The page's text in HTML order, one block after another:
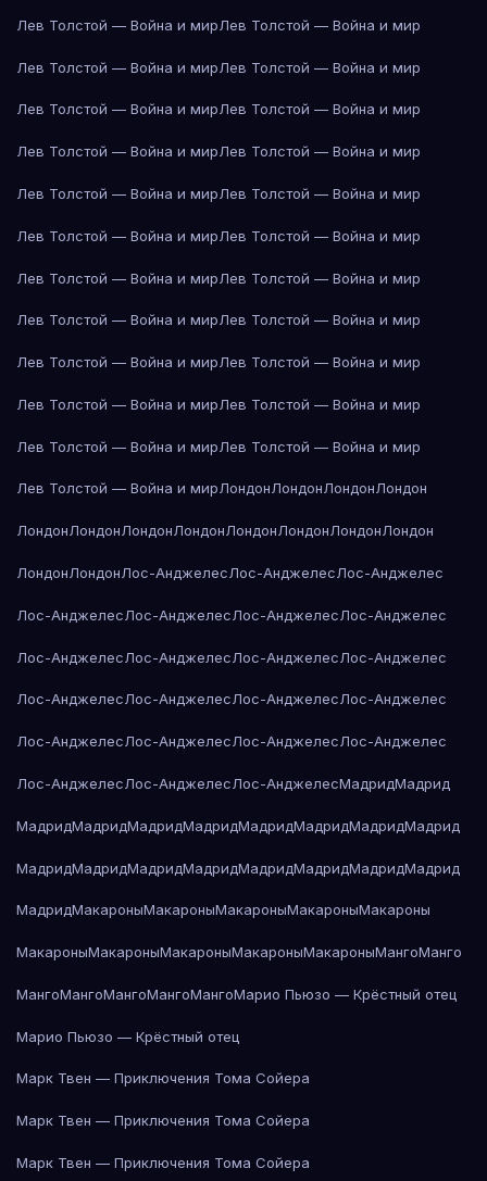
Лев Толстой — Война и мирЛев Толстой — Война и мир
Лев Толстой — Война и мирЛев Толстой — Война и мир
Лев Толстой — Война и мирЛев Толстой — Война и мир
Лев Толстой — Война и мирЛев Толстой — Война и мир
Лев Толстой — Война и мирЛев Толстой — Война и мир
Лев Толстой — Война и мирЛев Толстой — Война и мир
Лев Толстой — Война и мирЛев Толстой — Война и мир
Лев Толстой — Война и мирЛев Толстой — Война и мир
Лев Толстой — Война и мирЛев Толстой — Война и мир
Лев Толстой — Война и мирЛев Толстой — Война и мир
Лев Толстой — Война и мирЛев Толстой — Война и мир
Лев Толстой — Война и мирЛондонЛондонЛондонЛондон
ЛондонЛондонЛондонЛондонЛондонЛондонЛондонЛондон
ЛондонЛондонЛос-АнджелесЛос-АнджелесЛос-Анджелес
Лос-АнджелесЛос-АнджелесЛос-АнджелесЛос-Анджелес
Лос-АнджелесЛос-АнджелесЛос-АнджелесЛос-Анджелес
Лос-АнджелесЛос-АнджелесЛос-АнджелесЛос-Анджелес
Лос-АнджелесЛос-АнджелесЛос-АнджелесЛос-Анджелес
Лос-АнджелесЛос-АнджелесЛос-АнджелесМадридМадрид
МадридМадридМадридМадридМадридМадридМадридМадрид
МадридМадридМадридМадридМадридМадридМадридМадрид
МадридМакароныМакароныМакароныМакароныМакароны
МакароныМакароныМакароныМакароныМакароныМангоМанго
МангоМангоМангоМангоМангоМарио Пьюзо — Крёстный отец
Марио Пьюзо — Крёстный отец
Марк Твен — Приключения Тома Сойера
Марк Твен — Приключения Тома Сойера
Марк Твен — Приключения Тома Сойера